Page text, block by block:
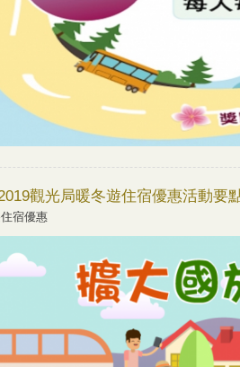
觀光局暖冬遊住宿優惠活動要
宿優惠